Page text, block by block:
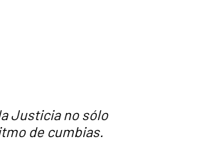
Justicia no sólo
de cumbias.